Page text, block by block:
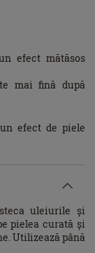
efect mătăsos
mai fină după
efect de piele
uleiurile și
pielea curată și
Utilizează până